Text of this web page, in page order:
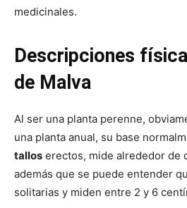
medicinales.
Descripciones
de Malva
Al ser una planta perenne,
una planta anual, su base
tallos erectos, mide alrededor de
además que se puede entender
solitarias y miden entre 2 y 6